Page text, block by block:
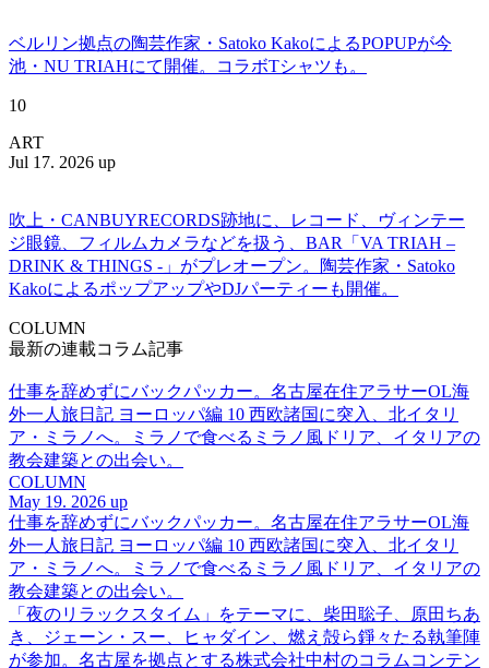
ベルリン拠点の陶芸作家・Satoko KakoによるPOPUPが今
池・NU TRIAHにて開催。コラボTシャツも。
10
ART
Jul 17. 2026 up
吹上・CANBUYRECORDS跡地に、レコード、ヴィンテー
ジ眼鏡、フィルムカメラなどを扱う、BAR「VA TRIAH –
DRINK & THINGS -」がプレオープン。陶芸作家・Satoko
KakoによるポップアップやDJパーティーも開催。
COLUMN
最新の連載コラム記事
仕事を辞めずにバックパッカー。名古屋在住アラサーOL海
外一人旅日記 ヨーロッパ編 10 西欧諸国に突入、北イタリ
ア・ミラノへ。ミラノで食べるミラノ風ドリア、イタリアの
教会建築との出会い。
COLUMN
May 19. 2026 up
仕事を辞めずにバックパッカー。名古屋在住アラサーOL海
外一人旅日記 ヨーロッパ編 10 西欧諸国に突入、北イタリ
ア・ミラノへ。ミラノで食べるミラノ風ドリア、イタリアの
教会建築との出会い。
「夜のリラックスタイム」をテーマに、柴田聡子、原田ちあ
き、ジェーン・スー、ヒャダイン、燃え殻ら錚々たる執筆陣
が参加。名古屋を拠点とする株式会社中村のコラムコンテン